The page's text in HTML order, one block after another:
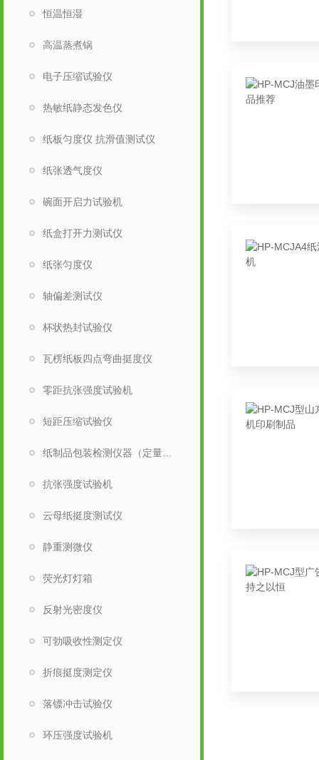
恒温恒湿
高温蒸煮锅
电子压缩试验仪
热敏纸静态发色仪
纸板匀度仪 抗滑值测试仪
纸张透气度仪
碗面开启力试验机
纸盒打开力测试仪
纸张匀度仪
轴偏差测试仪
杯状热封试验仪
瓦楞纸板四点弯曲挺度仪
零距抗张强度试验机
短距压缩试验仪
抗张强度试验机
云母纸挺度测试仪
静重测微仪
荧光灯灯箱
反射光密度仪
可勃吸收性测定仪
折痕挺度测定仪
落镖冲击试验仪
环压强度试验机